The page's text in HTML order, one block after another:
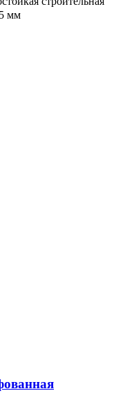
мм